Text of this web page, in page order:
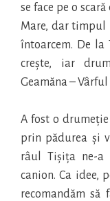
se face pe o
Mare, dar timpul
întoarcem. De
crește, iar
Geamăna –
A fost o
prin pădurea și
râul Tișița ne-a
canion. Ca idee,
recomandăm să